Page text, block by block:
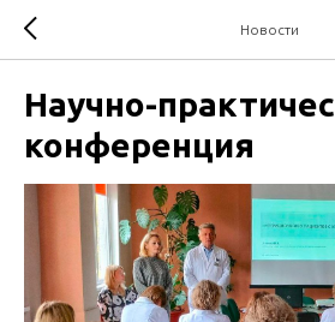
Новости
Научно-
конференция